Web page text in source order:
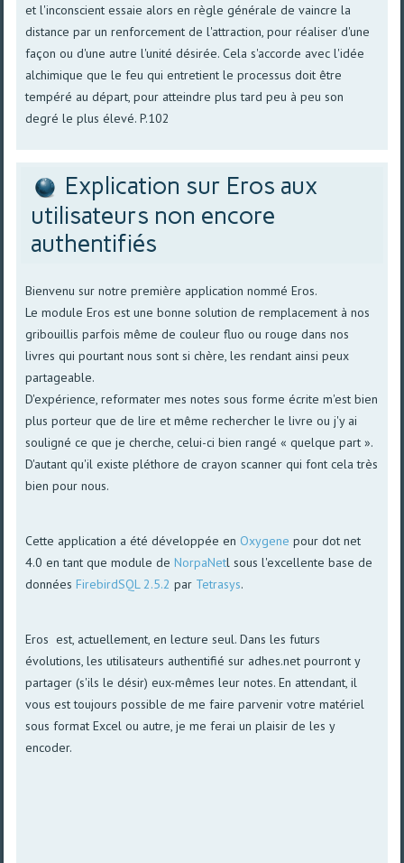
et l'inconscient essaie alors en règle générale de vaincre la
distance par un renforcement de l'attraction, pour réaliser d'une
façon ou d'une autre l'unité désirée. Cela s'accorde avec l'idée
alchimique que le feu qui entretient le processus doit être
tempéré au départ, pour atteindre plus tard peu à peu son
degré le plus élevé. P.102
Explication sur Eros aux
utilisateurs non encore
authentifiés
Bienvenu sur notre première application nommé Eros.
Le module Eros est une bonne solution de remplacement à nos
gribouillis parfois même de couleur fluo ou rouge dans nos
livres qui pourtant nous sont si chère, les rendant ainsi peux
partageable.
D'expérience, reformater mes notes sous forme écrite m'est bien
plus porteur que de lire et même rechercher le livre ou j'y ai
souligné ce que je cherche, celui-ci bien rangé « quelque part ».
D'autant qu'il existe pléthore de crayon scanner qui font cela très
bien pour nous.
Cette application a été développée en Oxygene pour dot net
4.0 en tant que module deNorpaNetl sous l'excellente base de
donnéesFirebirdSQL 2.5.2 par Tetrasys.
Eros est, actuellement, en lecture seul. Dans les futurs
évolutions, les utilisateurs authentifié sur adhes.net pourront y
partager (s'ils le désir) eux-mêmes leur notes. En attendant, il
vous est toujours possible de me faire parvenir votre matériel
sous format Excel ou autre, je me ferai un plaisir de les y
encoder.